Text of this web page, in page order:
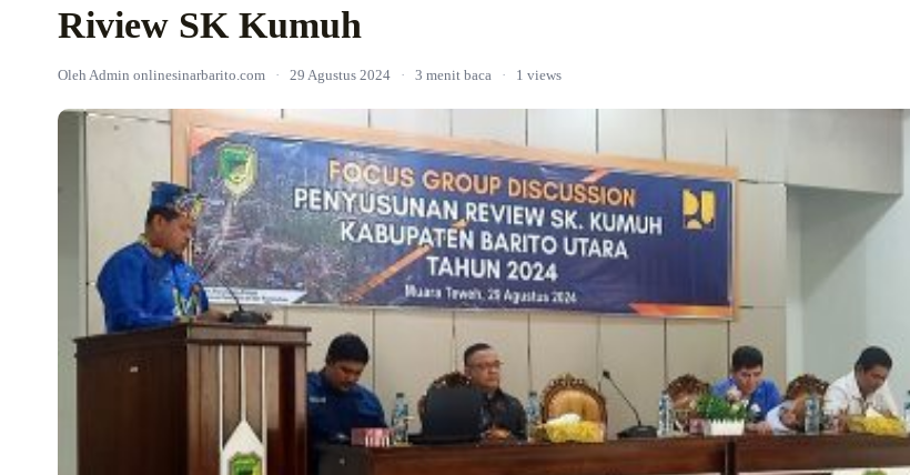
Riview SK Kumuh
Oleh Admin onlinesinarbarito.com · 29 Agustus 2024 · 3 menit baca · 1 views